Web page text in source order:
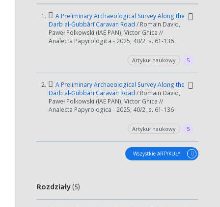
1.
A Preliminary Archaeological Survey Along the
Darb al-Ġubbārī Caravan Road / Romain David,
Paweł Polkowski (IAE PAN), Victor Ghica //
Analecta Papyrologica - 2025, 40/2, s. 61-136
Artykuł naukowy 5
2.
A Preliminary Archaeological Survey Along the
Darb al-Ġubbārī Caravan Road / Romain David,
Paweł Polkowski (IAE PAN), Victor Ghica //
Analecta Papyrologica - 2025, 40/2, s. 61-136
Artykuł naukowy 5
Wszystkie ARTYKUŁY
Rozdziały(5)